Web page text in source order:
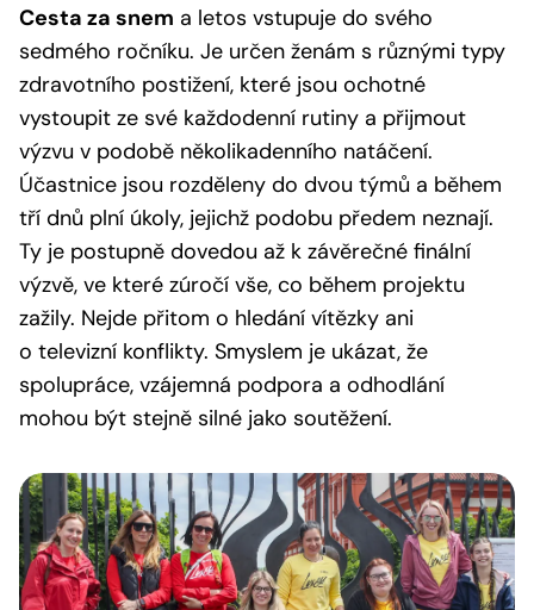
Cesta za snem a letos vstupuje do svého
sedmého ročníku. Je určen ženám s různými typy
zdravotního postižení, které jsou ochotné
vystoupit ze své každodenní rutiny a přijmout
výzvu v podobě několikadenního natáčení.
Účastnice jsou rozděleny do dvou týmů a během
tří dnů plní úkoly, jejichž podobu předem neznají.
Ty je postupně dovedou až k závěrečné finální
výzvě, ve které zúročí vše, co během projektu
zažily. Nejde přitom o hledání vítězky ani
o televizní konflikty. Smyslem je ukázat, že
spolupráce, vzájemná podpora a odhodlání
mohou být stejně silné jako soutěžení.